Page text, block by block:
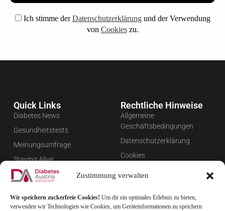
Zustimmung verwalten
Wir speichern zuckerfreie Cookies! Um dir ein optimales Erlebnis zu bieten,
verwenden wir Technologien wie Cookies, um Geräteinformationen zu speichern
Ich stimme derDatenschutzerklärungund der Verwendung
von Cookieszu.
Quick Links
Diabetes News
Gesundheitstests
Meinungsumfrage
Staying Alive
Favoriten
Rechtliche Hinweise
Allgemeine
Geschäftsbedingungen
Datenschutzerklärung
Cookies
Newsletter verwalten